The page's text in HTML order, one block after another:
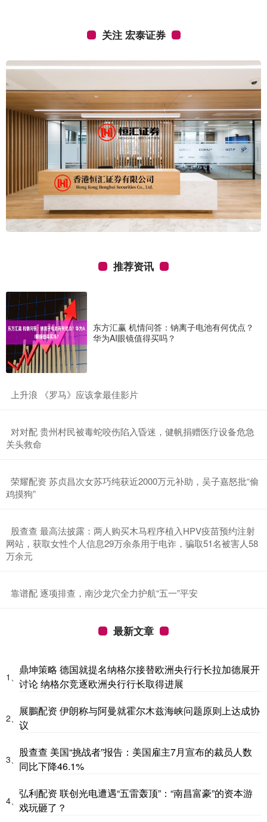
关注 宏泰证券
推荐资讯
东方汇赢 机情问答：钠离子电池有何优点？
华为AI眼镜值得买吗？
​上升浪 《罗马》应该拿最佳影片
​对对配 贵州村民被毒蛇咬伤陷入昏迷，健帆捐赠医疗设备危急
关头救命
​荣耀配资 苏贞昌次女苏巧纯获近2000万元补助，吴子嘉怒批“偷
鸡摸狗”
​股查查 最高法披露：两人购买木马程序植入HPV疫苗预约注射
网站，获取女性个人信息29万余条用于电诈，骗取51名被害人58
万余元
​靠谱配 逐项排查，南沙龙穴全力护航“五一”平安
最新文章
1、
鼎坤策略 德国就提名纳格尔接替欧洲央行行长拉加德展开
讨论 纳格尔竞逐欧洲央行行长取得进展
2、
展鵬配资 伊朗称与阿曼就霍尔木兹海峡问题原则上达成协
议
3、
股查查 美国“挑战者”报告：美国雇主7月宣布的裁员人数
同比下降46.1%
4、
弘利配资 联创光电遭遇“五雷轰顶”：“南昌富豪”的资本游
戏玩砸了？